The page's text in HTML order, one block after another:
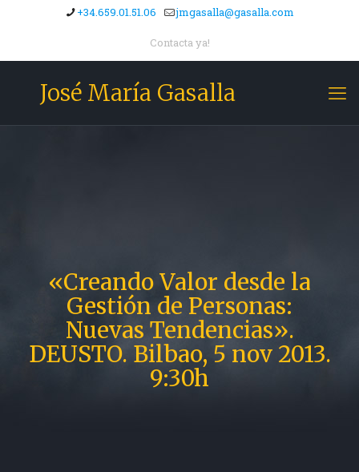
+34.659.01.51.06 jmgasalla@gasalla.com
Contacta ya!
José María Gasalla
«Creando Valor desde la
Gestión de Personas:
Nuevas Tendencias».
DEUSTO. Bilbao, 5 nov 2013.
9:30h